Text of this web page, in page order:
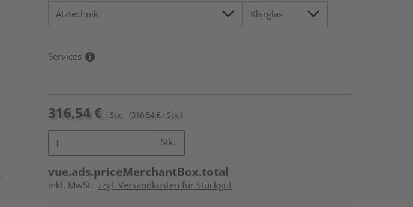
Services
316,54 € / Stk. (316,54 € / Stk.)
Stk.
vue.ads.priceMerchantBox.total
inkl. MwSt. zzgl. Versandkosten für Stückgut